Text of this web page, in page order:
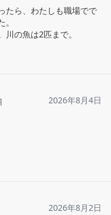
たら、わたしも職場でで
の魚は2匹まで。
2026年8月4日
2026年8月2日